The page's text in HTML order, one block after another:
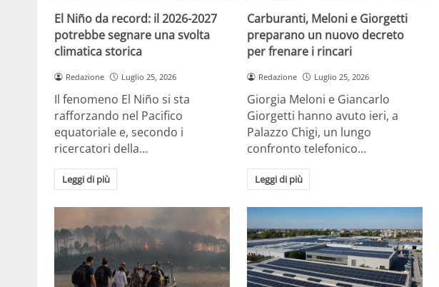
El Niño da record: il 2026-2027
potrebbe segnare una svolta
climatica storica
Redazione Luglio 25, 2026
Il fenomeno El Niño si sta
rafforzando nel Pacifico
equatoriale e, secondo i
ricercatori della…
Leggi di più
Carburanti, Meloni e Giorgetti
preparano un nuovo decreto
per frenare i rincari
Redazione Luglio 25, 2026
Giorgia Meloni e Giancarlo
Giorgetti hanno avuto ieri, a
Palazzo Chigi, un lungo
confronto telefonico…
Leggi di più